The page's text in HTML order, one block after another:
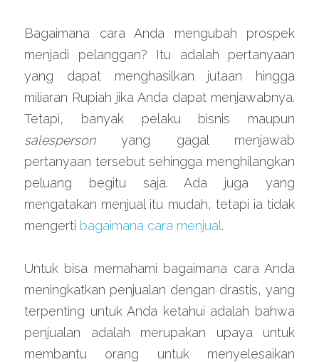
Bagaimana cara Anda mengubah prospek
menjadi pelanggan? Itu adalah pertanyaan
yang dapat menghasilkan jutaan hingga
miliaran Rupiah jika Anda dapat menjawabnya.
salesperson yang gagal menjawab
pertanyaan tersebut sehingga menghilangkan
peluang begitu saja. Ada juga yang
mengatakan menjual itu mudah, tetapi ia tidak
mengerti bagaimana cara menjual .
Untuk bisa memahami bagaimana cara Anda
meningkatkan penjualan dengan drastis, yang
terpenting untuk Anda ketahui adalah bahwa
penjualan adalah merupakan upaya untuk
membantu orang untuk menyelesaikan